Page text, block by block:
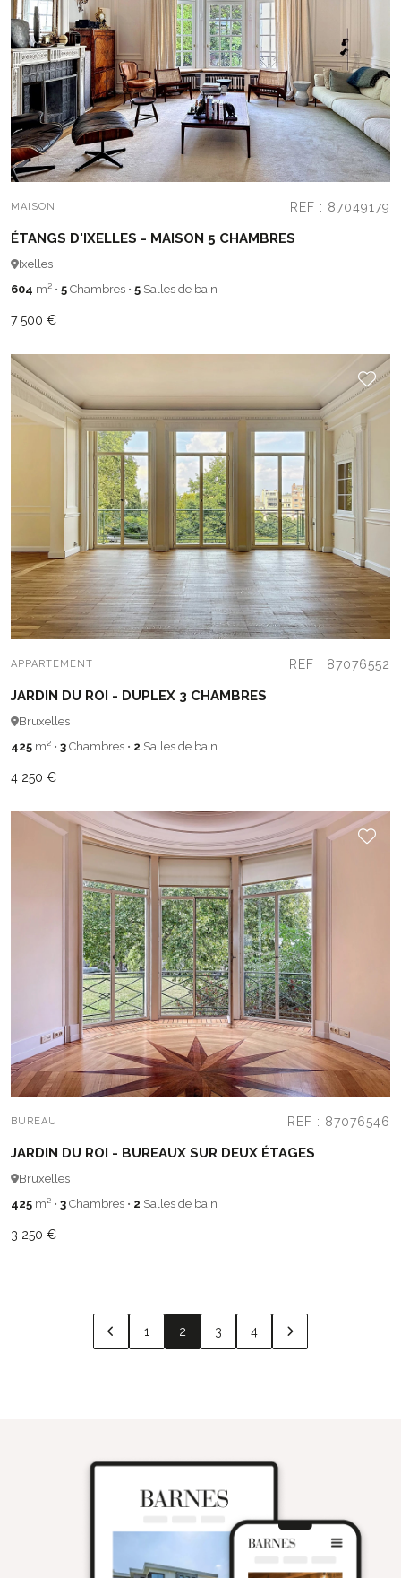
MAISON REF : 87049179
ÉTANGS D'IXELLES - MAISON 5 CHAMBRES
Ixelles
604 m² • 5 Chambres • 5 Salles de bain
7 500 €
APPARTEMENT REF : 87076552
JARDIN DU ROI - DUPLEX 3 CHAMBRES
Bruxelles
425 m² • 3 Chambres • 2 Salles de bain
4 250 €
BUREAU REF : 87076546
JARDIN DU ROI - BUREAUX SUR DEUX ÉTAGES
Bruxelles
425 m² • 3 Chambres • 2 Salles de bain
3 250 €
1 2 3 4